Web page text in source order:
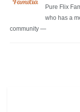
Pure Flix
who has a
community —